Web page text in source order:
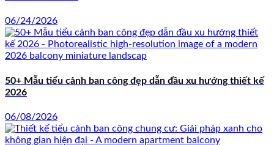
06/24/2026
50+ Mẫu tiểu cảnh ban công đẹp dẫn đầu xu hướng thiết kế
2026
06/08/2026